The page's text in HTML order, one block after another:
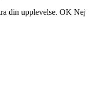
din upplevelse. OK Nej